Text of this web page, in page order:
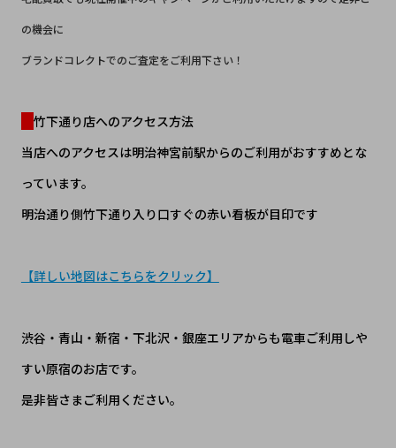
の機会に
ブランドコレクトでのご査定をご利用下さい！
竹下通り店へのアクセス方法
当店へのアクセスは明治神宮前駅からのご利用がおすすめとな
っています。
明治通り側竹下通り入り口すぐの赤い看板が目印です
【詳しい地図はこちらをクリック】
渋谷・青山・新宿・下北沢・銀座エリアからも電車ご利用しや
すい原宿のお店です。
是非皆さまご利用ください。